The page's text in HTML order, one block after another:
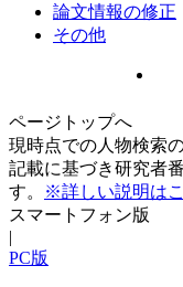
論文情報の修正
その他
ページトップへ
現時点での人物検索
記載に基づき研究者
す。
※詳しい説明は
スマートフォン版
|
PC版